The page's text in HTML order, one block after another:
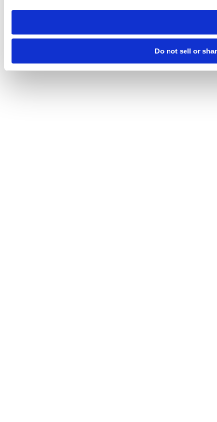
need to be set again.
Do not sell or